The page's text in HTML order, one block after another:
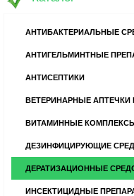
АНТИБАКТЕРИАЛЬНЫЕ
АНТИГЕЛЬМИНТНЫЕ
АНТИСЕПТИКИ
ВЕТЕРИНАРНЫЕ АПТЕЧКИ
ВИТАМИННЫЕ
ДЕЗИНФИЦИРУЮЩИЕ
ДЕРАТИЗАЦИОННЫЕ
ИНСЕКТИЦИДНЫЕ